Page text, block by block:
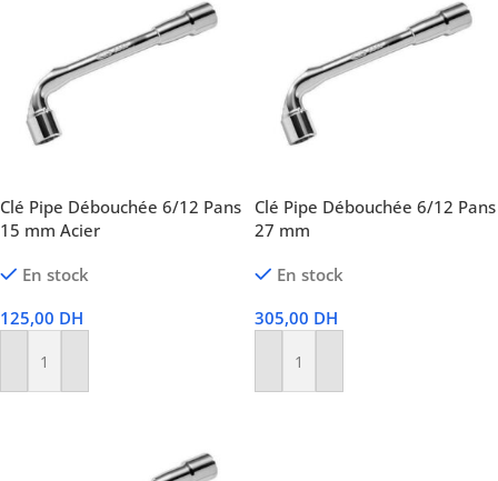
Clé Pipe Débouchée 6/12 Pans
15 mm Acier
En stock
125,00 DH
Ajouter Au Panier
Clé Pipe Débouchée 6/12 Pans
27 mm
En stock
305,00 DH
Ajouter Au Panier